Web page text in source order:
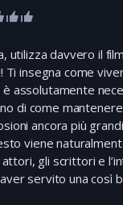
utilizza davvero il
Ti insegna come
assolutamente
di come
ancora più
viene
gli scrittori e
servito una così